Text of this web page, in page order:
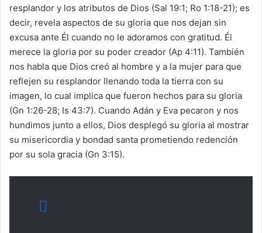
resplandor y los atributos de Dios (Sal 19:1; Ro 1:18-21); es
decir, revela aspectos de su gloria que nos dejan sin
excusa ante Él cuando no le adoramos con gratitud. Él
merece la gloria por su poder creador (Ap 4:11). También
nos habla que Dios creó al hombre y a la mujer para que
reflejen su resplandor llenando toda la tierra con su
imagen, lo cual implica que fueron hechos para su gloria
(Gn 1:26-28; Is 43:7). Cuando Adán y Eva pecaron y nos
hundimos junto a ellos, Dios desplegó su gloria al mostrar
su misericordia y bondad santa prometiendo redención
por su sola gracia (Gn 3:15).